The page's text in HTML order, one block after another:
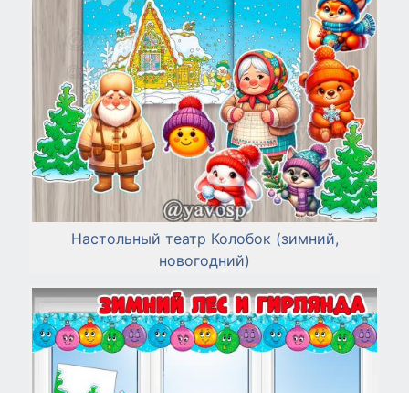
Настольный театр Колобок (зимний,
новогодний)